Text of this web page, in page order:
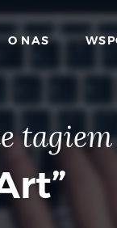
O NAS
tagiem